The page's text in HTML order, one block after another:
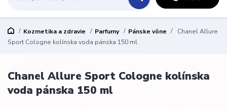
Kozmetika a zdravie Parfumy Pánske vône
Chanel Allure
Sport Cologne kolínska voda pánska 150 ml
Chanel Allure Sport Cologne kolínska
voda pánska 150 ml